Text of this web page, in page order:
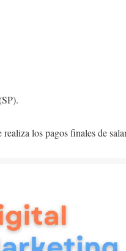
los pagos finales de